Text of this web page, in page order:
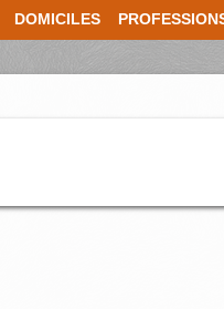
DOMICILES